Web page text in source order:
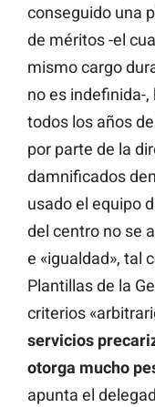
conseguido una
de méritos -el
mismo cargo
no es indefinida-
todos los años
por parte de la
damnificados
usado el equipo
del centro no se
e «igualdad», tal
Plantillas de la
criterios
servicios
otorga mucho
apunta el